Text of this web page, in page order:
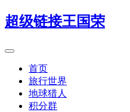
超级链接王国荣
首页
旅行世界
地球猎人
积分群